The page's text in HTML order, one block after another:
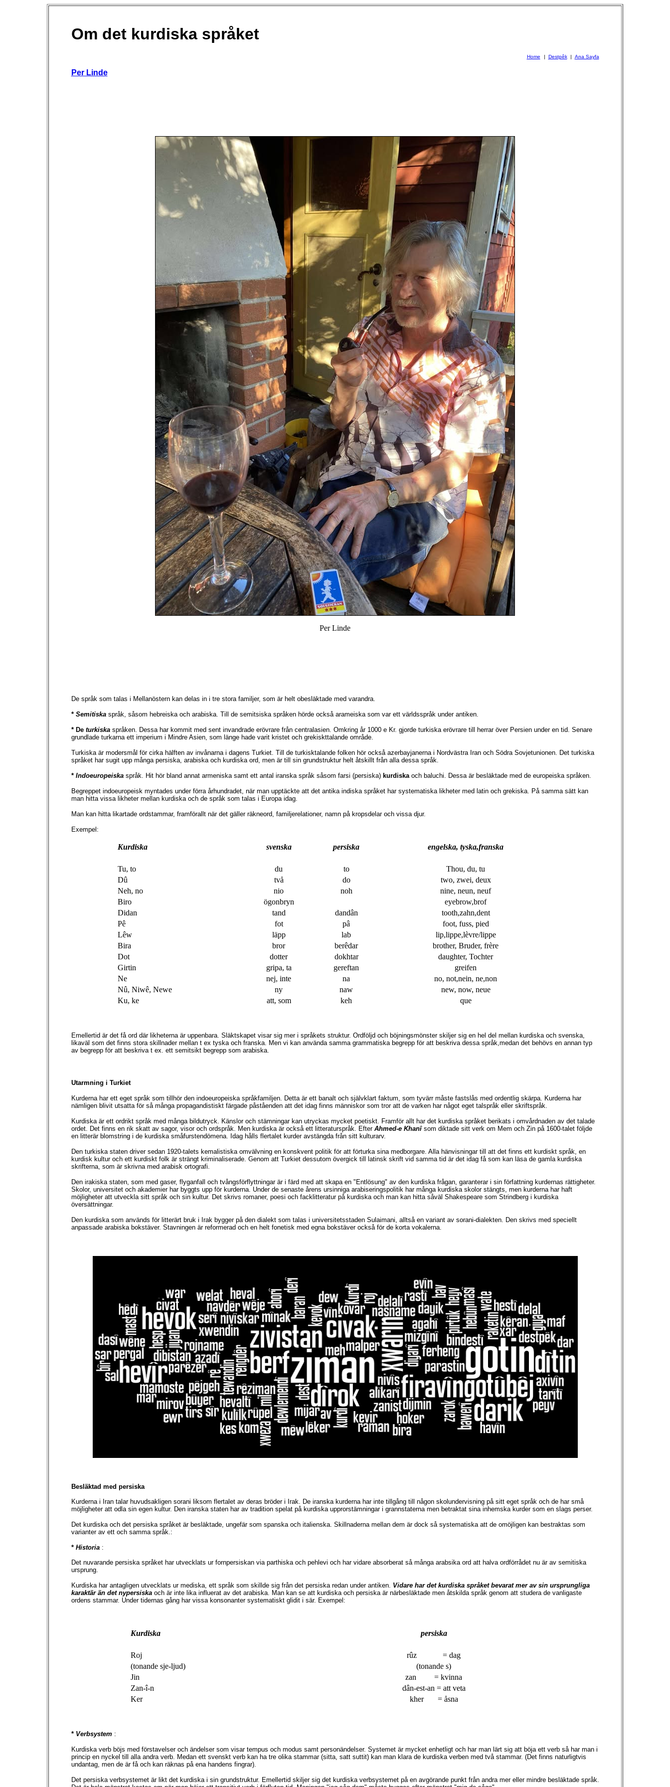
Om det kurdiska språket
Home | Destpêk| Ana Sayfa
Per Linde
Per Linde
De språk som talas i Mellanöstern kan delas in i tre stora familjer, som är helt obesläktade med varandra.
* Semitiskaspråk, såsom hebreiska och arabiska. Till de semitsiska språken hörde också arameiska som var ett världsspråk under antiken.
* De turkiskaspråken. Dessa har kommit med sent invandrade erövrare från centralasien. Omkring år 1000 e Kr. gjorde turkiska erövrare till herrar över Persien under en tid. Senare
grundlade turkarna ett imperium i Mindre Asien, som länge hade varit kristet och grekiskttalande område.
Turkiska är modersmål för cirka hälften av invånarna i dagens Turkiet. Till de turkisktalande folken hör också azerbayjanerna i Nordvästra Iran och Södra Sovjetunionen. Det turkiska
språket har sugit upp många persiska, arabiska och kurdiska ord, men är till sin grundstruktur helt åtskillt från alla dessa språk.
* Indoeuropeiska språk. Hit hör bland annat armeniska samt ett antal iranska språk såsom farsi (persiska)kurdiska och baluchi. Dessa är besläktade med de europeiska språken.
Begreppet indoeuropeisk myntades under förra århundradet, när man upptäckte att det antika indiska språket har systematiska likheter med latin och grekiska. På samma sätt kan
man hitta vissa likheter mellan kurdiska och de språk som talas i Europa idag.
Man kan hitta likartade ordstammar, framförallt när det gäller räkneord, familjerelationer, namn på kropsdelar och vissa djur.
Exempel:
Kurdiska svenska persiska engelska, tyska,franska
Tu, to du to
Thou, du, tu
Dû
två do
two, zwei, deux
Neh, no
nio noh
nine, neun, neuf
Biro
ögonbryn
eyebrow,brof
Didan
tand dandân
tooth,zahn,dent
Pê
fot pâ
foot, fuss, pied
Lêw
läpp lab
lip,lippe,lèvre/lippe
Bira
bror berêdar
brother, Bruder, frère
Dot
dotter dokhtar
daughter, Tochter
Girtin
gripa, ta gereftan
greifen
Ne
nej, inte na
no, not,nein, ne,non
Nû, Niwê, Newe
ny naw
new, now, neue
Ku, ke
att, som keh que
Emellertid är det få ord där likheterna är uppenbara. Släktskapet visar sig mer i språkets struktur. Ordföljd och böjningsmönster skiljer sig en hel del mellan kurdiska och svenska,
likaväl som det finns stora skillnader mellan t ex tyska och franska. Men vi kan använda samma grammatiska begrepp för att beskriva dessa språk,medan det behövs en annan typ
av begrepp för att beskriva t ex. ett semitsikt begrepp som arabiska.
Utarmning i Turkiet
Kurderna har ett eget språk som tillhör den indoeuropeiska språkfamiljen. Detta är ett banalt och självklart faktum, som tyvärr måste fastslås med ordentlig skärpa. Kurderna har
nämligen blivit utsatta för så många propagandistiskt färgade påståenden att det idag finns människor som tror att de varken har något eget talspråk eller skriftspråk.
Kurdiska är ett ordrikt språk med många bildutryck. Känslor och stämningar kan utryckas mycket poetiskt. Framför allt har det kurdiska språket berikats i omvårdnaden av det talade
ordet. Det finns en rik skatt av sagor, visor och ordspråk. Men kurdiska är också ett litteraturspråk. Efter Ahmed-e Khanî som diktade sitt verk om Mem och Zin på 1600-talet följde
en litterär blomstring i de kurdiska småfurstendömena. Idag hålls flertalet kurder avstängda från sitt kulturarv.
Den turkiska staten driver sedan 1920-talets kemalistiska omvälvning en konskvent politik för att förturka sina medborgare. Alla hänvisningar till att det finns ett kurdiskt språk, en
kurdisk kultur och ett kurdiskt folk är strängt kriminaliserade. Genom att Turkiet dessutom övergick till latinsk skrift vid samma tid är det idag få som kan läsa de gamla kurdiska
skrifterna, som är skrivna med arabisk ortografi.
Den irakiska staten, som med gaser, flyganfall och tvångsförflyttningar är i färd med att skapa en "Entlösung" av den kurdiska frågan, garanterar i sin författning kurdernas rättigheter.
Skolor, universitet och akademier har byggts upp för kurderna. Under de senaste årens ursinniga arabiseringspolitik har många kurdiska skolor stängts, men kurderna har haft
möjligheter att utveckla sitt språk och sin kultur. Det skrivs romaner, poesi och facklitteratur på kurdiska och man kan hitta såväl Shakespeare som Strindberg i kurdiska
översättningar.
Den kurdiska som används för litterärt bruk i Irak bygger på den dialekt som talas i universitetsstaden Sulaimani, alltså en variant av sorani-dialekten. Den skrivs med speciellt
anpassade arabiska bokstäver. Stavningen är reformerad och en helt fonetisk med egna bokstäver också för de korta vokalerna.
Besläktad med persiska
Kurderna i Iran talar huvudsakligen sorani liksom flertalet av deras bröder i Irak. De iranska kurderna har inte tillgång till någon skolundervisning på sitt eget språk och de har små
möjligheter att odla sin egen kultur. Den iranska staten har av tradition spelat på kurdiska upprorstämningar i grannstaterna men betraktat sina inhemska kurder som en slags perser.
Det kurdiska och det persiska språket är besläktade, ungefär som spanska och italienska. Skillnaderna mellan dem är dock så systematiska att de omöjligen kan bestraktas som
varianter av ett och samma språk.:
* Historia :
Det nuvarande persiska språket har utvecklats ur fornpersiskan via parthiska och pehlevi och har vidare absorberat så många arabsika ord att halva ordförrådet nu är av semitiska
ursprung.
Kurdiska har antagligen utvecklats ur mediska, ett språk som skillde sig från det persiska redan under antiken. Vidare har det kurdiska språket bevarat mer av sin ursprungliga
karaktär än det nypersiskaoch är inte lika influerat av det arabiska. Man kan se att kurdiska och persiska är närbesläktade men åtskilda språk genom att studera de vanligaste
ordens stammar. Under tidernas gång har vissa konsonanter systematiskt glidit i sär. Exempel:
Kurdiska persiska
Roj
rûz = dag
(tonande sje-ljud)
(tonande s)
Jin
zan = kvinna
Zan-î-n
dân-est-an = att veta
Ker
kher = åsna
* Verbsystem :
Kurdiska verb böjs med förstavelser och ändelser som visar tempus och modus samt personändelser. Systemet är mycket enhetligt och har man lärt sig att böja ett verb så har man i
princip en nyckel till alla andra verb. Medan ett svenskt verb kan ha tre olika stammar (sitta, satt suttit) kan man klara de kurdiska verben med två stammar. (Det finns naturligtvis
undantag, men de är få och kan räknas på ena handens fingrar).
Det persiska verbsystemet är likt det kurdiska i sin grundstruktur. Emellertid skiljer sig det kurdiska verbsystemet på en avgörande punkt från andra mer eller mindre besläktade språk.